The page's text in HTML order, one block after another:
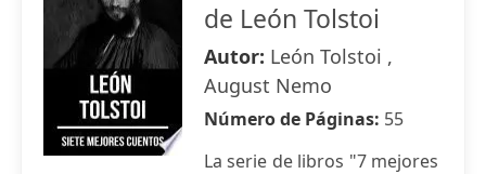
de León Tolstoi
Autor: León Tolstoi ,
August Nemo
Número de Páginas: 55
La serie de libros "7 mejores